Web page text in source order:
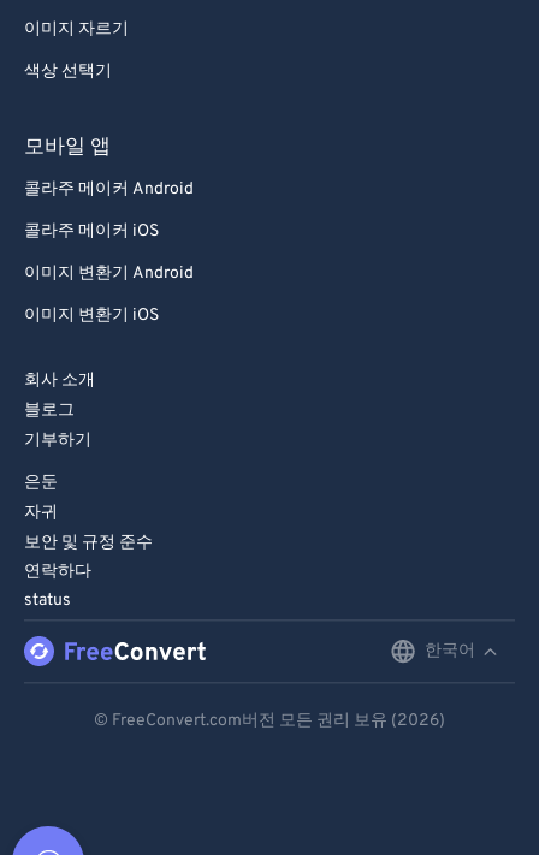
이미지 자르기
색상 선택기
모바일 앱
콜라주 메이커 Android
콜라주 메이커 iOS
이미지 변환기 Android
이미지 변환기 iOS
회사 소개
블로그
기부하기
은둔
자귀
보안 및 규정 준수
연락하다
status
한국어
© FreeConvert.com버전 모든 권리 보유 (2026)